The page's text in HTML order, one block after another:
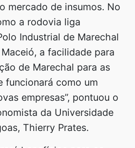
mercado de insumos. No
a rodovia liga
Industrial de Marechal
a facilidade para
de Marechal para as
funcionará como um
empresas”, pontuou o
da Universidade
Thierry Prates.